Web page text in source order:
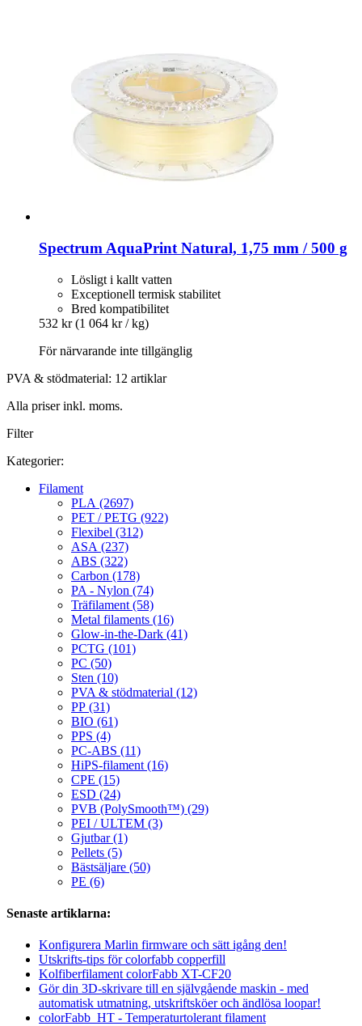
Spectrum AquaPrint Natural, 1,75 mm / 500 g
Lösligt i kallt vatten
Exceptionell termisk stabilitet
Bred kompatibilitet
532 kr (1 064 kr / kg)
För närvarande inte tillgänglig
PVA & stödmaterial: 12 artiklar
Alla priser inkl. moms.
Filter
Kategorier:
Filament
PLA (2697)
PET / PETG (922)
Flexibel (312)
ASA (237)
ABS (322)
Carbon (178)
PA - Nylon (74)
Träfilament (58)
Metal filaments (16)
Glow-in-the-Dark (41)
PCTG (101)
PC (50)
Sten (10)
PVA & stödmaterial (12)
PP (31)
BIO (61)
PPS (4)
PC-ABS (11)
HiPS-filament (16)
CPE (15)
ESD (24)
PVB (PolySmooth™) (29)
PEI / ULTEM (3)
Gjutbar (1)
Pellets (5)
Bästsäljare (50)
PE (6)
Senaste artiklarna:
Konfigurera Marlin firmware och sätt igång den!
Utskrifts-tips för colorfabb copperfill
Kolfiberfilament colorFabb XT-CF20
Gör din 3D-skrivare till en självgående maskin - med
automatisk utmatning, utskriftsköer och ändlösa loopar!
colorFabb_HT - Temperaturtolerant filament